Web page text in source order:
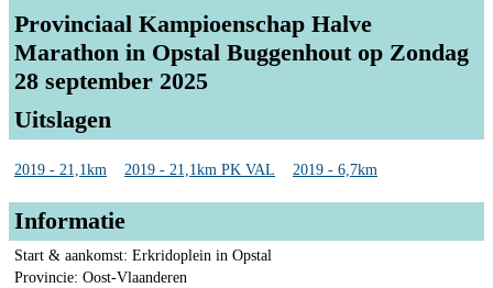
Provinciaal Kampioenschap Halve
Marathon in Opstal Buggenhout op Zondag
28 september 2025
Uitslagen
2019 - 21,1km 2019 - 21,1km PK VAL 2019 - 6,7km
Informatie
Start & aankomst: Erkridoplein in Opstal
Provincie: Oost-Vlaanderen